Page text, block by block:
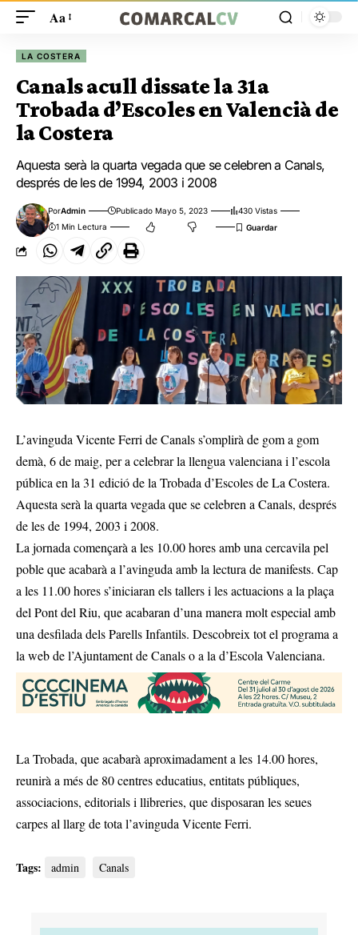
Aa
LA COSTERA
Canals acull dissate la 31a
Trobada d’Escoles en Valencià de
la Costera
Aquesta serà la quarta vegada que se celebren a Canals,
després de les de 1994, 2003 i 2008
PorAdmin Publicado Mayo 5, 2023
430 Vistas
1 Min Lectura
L’avinguda Vicente Ferri de Canals s’omplirà de gom a gom
demà, 6 de maig, per a celebrar la llengua valenciana i l’escola
pública en la 31 edició de la Trobada d’Escoles de La Costera.
Aquesta serà la quarta vegada que se celebren a Canals, després
de les de 1994, 2003 i 2008.
La jornada començarà a les 10.00 hores amb una cercavila pel
poble que acabarà a l’avinguda amb la lectura de manifests. Cap
a les 11.00 hores s’iniciaran els tallers i les actuacions a la plaça
del Pont del Riu, que acabaran d’una manera molt especial amb
una desfilada dels Parells Infantils. Descobreix tot el programa a
la web de l’Ajuntament de Canals o a la d’Escola Valenciana.
La Trobada, que acabarà aproximadament a les 14.00 hores,
reunirà a més de 80 centres educatius, entitats públiques,
associacions, editorials i llibreries, que disposaran les seues
carpes al llarg de tota l’avinguda Vicente Ferri.
Tags: admin Canals